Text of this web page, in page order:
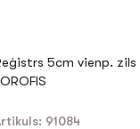
Dokumentu mape ar
piezīmju bloku Portfolio
cm
Artikuls: 91823